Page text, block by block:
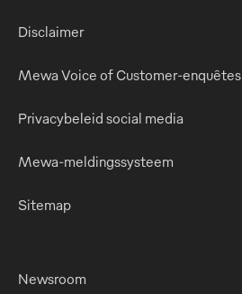
Disclaimer
Mewa Voice of Customer-enquêtes
Privacybeleid social media
Mewa-meldingssysteem
Sitemap
Newsroom